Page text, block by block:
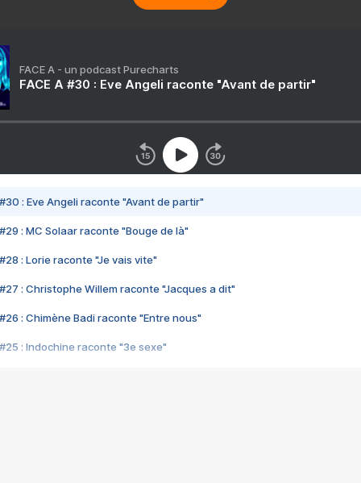
FACE A - un podcast Purecharts
FACE A #30 : Eve Angeli raconte "Avant de partir"
#30 : Eve Angeli raconte "Avant de partir"
#29 : MC Solaar raconte "Bouge de là"
#28 : Lorie raconte "Je vais vite"
#27 : Christophe Willem raconte "Jacques a dit"
#26 : Chimène Badi raconte "Entre nous"
#25 : Indochine raconte "3e sexe"